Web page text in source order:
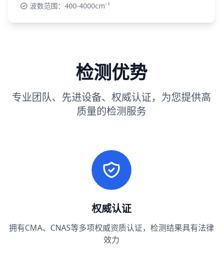
波数范围：400-4000cm⁻¹
检测优势
专业团队、先进设备、权威认证，为您提供高
质量的检测服务
权威认证
拥有CMA、CNAS等多项权威资质认证，检测结果具有法律
效力